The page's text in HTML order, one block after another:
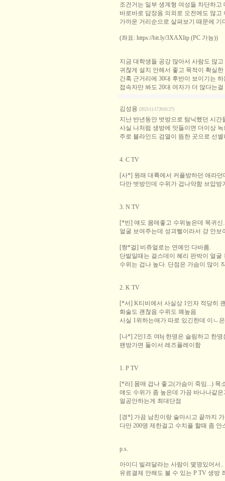
조건거는 일부 생계형 여성들 차단하고
바로바로 답장옴 의외로 오전에도 많고
가까운 거리순으로 살펴보기 때문에 기
(좌표: https://bit.ly/3XAXItp (PC 가능))
지금 대학생들 공강 많아서 사람도 많
귀찮게 설치 안해서 좋고 목적이 확실
간혹 근거리에 30대 후반이 보이기는
접속자만 봐도 20대 여자가 더 많다는
김성용 (2023-11-17 20:01:27)
지난 반년동안 벗방으로 탐닉했던 시간
사실 나처럼 생방에 맛들이면 더이상
주로 블라인드 검열이 뜸한 곳으로 선별
4. C TV
[사*] 원래 대륙에서 커플방하던 애라
다만 벗방인데 수위가 겁나약함 브압방
3. N TV
[*빈] 얘도 몸매좋고 수위높은데 목귀신
얼굴 보여주는데 성괴삘이라서 걍 안보
[짱*걸] 비쥬얼로는 연예인 다바름.
단발일때는 걸스데이 혜리 판박이 얼굴
수위는 겁나 높다. 단점은 가슴이 많이
2. K TV
[*서] K티비에서 사실상 1인자 적당히
화술도 괜찮음 수위도 꽤높음
사실 1위하는애가 따로 있긴한데 이ㄴ
[나*] 2인1조 여bj 한명은 슬림하고 한명
팬방가면 둘이서 레즈플레이함
1. P TV
[*라] 몸매 겁나 좋고(가슴이 죽임...) 목
얘도 수위가 좀 높은데 가끔 바나나같
얼공안하는게 최대단점
[경*] 가끔 남친이랑 술마시고 끝까지
다만 200명 제한걸고 수치플 할때 좀 안
p.s.
아이디 빌려달라는 사람이 몇명있어서..
유료결제 안해도 볼 수 있는 P TV 생방